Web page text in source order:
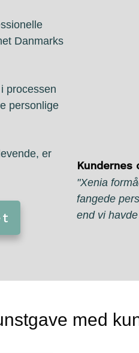
Danmarks
processen
personlige
er
Kundernes
"Xenia
fangede
end vi
med